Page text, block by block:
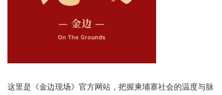
这里是《金边现场》官方网站，把握柬埔寨社会的温度与脉